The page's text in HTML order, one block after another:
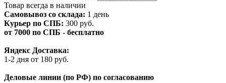
Товар всегда в наличии
Самовывоз со склада: 1 день
Курьер по СПБ: 300 руб.
от 7000 по СПБ - бесплатно
Яндекс Доставка:
1-2 дня от 180 руб.
Деловые линии (по РФ) по согласованию